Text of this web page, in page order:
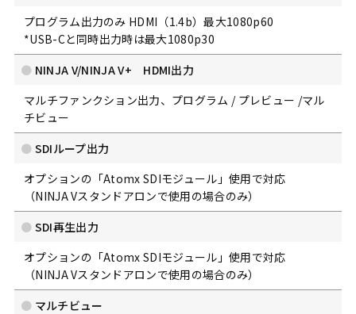
プログラム出力のみ HDMI（1.4b）最大1080p60
*USB-Cと同時出力時は最大1080p30
NINJA V/NINJA V+ HDMI出力
マルチファンクション出力、プログラム / プレビュー /マル
チビュー
SDIループ出力
オプションの「Atomx SDIモジュール」使用で対応
（NINJA Vスタンドアロンで使用の場合のみ）
SDI再生出力
オプションの「Atomx SDIモジュール」使用で対応
（NINJA Vスタンドアロンで使用の場合のみ）
マルチビュー